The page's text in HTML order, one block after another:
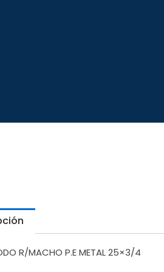
R/MACHO P.E METAL 25×3/4